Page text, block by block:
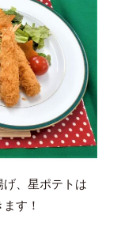
、星ポテトは
す！